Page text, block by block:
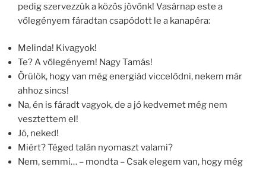
pedig szervezzük a közös jövőnk! Vasárnap este a
vőlegényem fáradtan csapódott le a kanapéra:
Melinda! Kivagyok!
Te? A vőlegényem! Nagy Tamás!
Örülök, hogy van még energiád viccelődni, nekem már
ahhoz sincs!
Na, én is fáradt vagyok, de a jó kedvemet még nem
vesztettem el!
Jó, neked!
Miért? Téged talán nyomaszt valami?
Nem, semmi… – mondta – Csak elegem van, hogy még